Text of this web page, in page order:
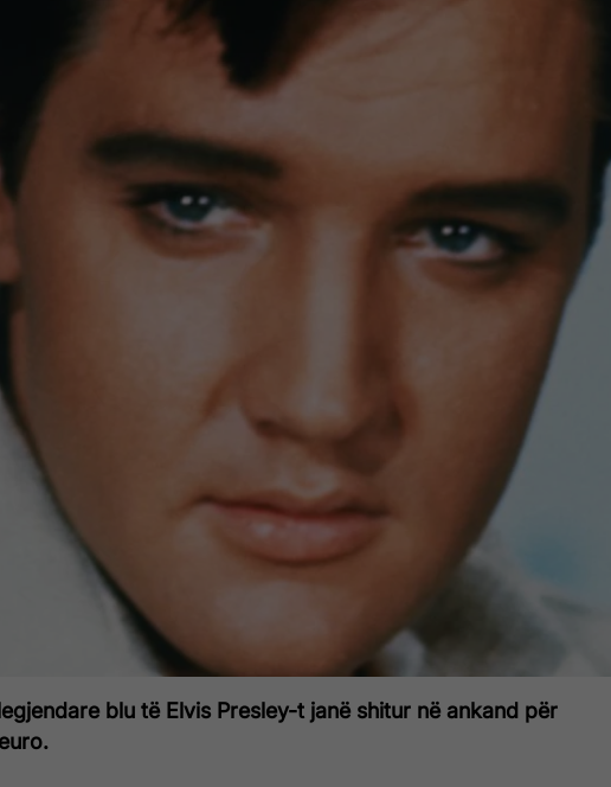
blu të Elvis Presley-t janë shitur në ankand për